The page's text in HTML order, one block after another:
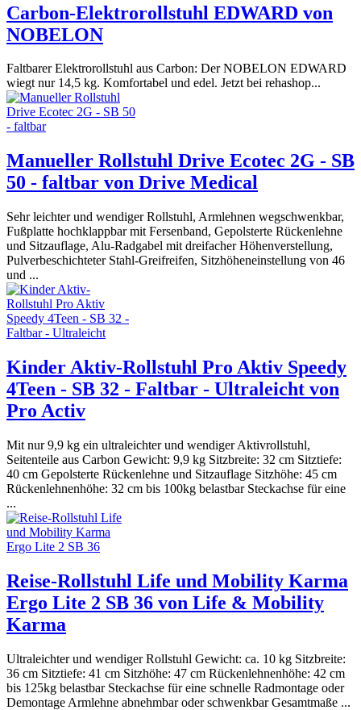
Carbon-Elektrorollstuhl EDWARD von
NOBELON
Faltbarer Elektrorollstuhl aus Carbon: Der NOBELON EDWARD
wiegt nur 14,5 kg. Komfortabel und edel. Jetzt bei rehashop...
Manueller Rollstuhl Drive Ecotec 2G - SB
50 - faltbar von Drive Medical
Sehr leichter und wendiger Rollstuhl, Armlehnen wegschwenkbar,
Fußplatte hochklappbar mit Fersenband, Gepolsterte Rückenlehne
und Sitzauflage, Alu-Radgabel mit dreifacher Höhenverstellung,
Pulverbeschichteter Stahl-Greifreifen, Sitzhöheneinstellung von 46
und ...
Kinder Aktiv-Rollstuhl Pro Aktiv Speedy
4Teen - SB 32 - Faltbar - Ultraleicht von
Pro Activ
Mit nur 9,9 kg ein ultraleichter und wendiger Aktivrollstuhl,
Seitenteile aus Carbon Gewicht: 9,9 kg Sitzbreite: 32 cm Sitztiefe:
40 cm Gepolsterte Rückenlehne und Sitzauflage Sitzhöhe: 45 cm
Rückenlehnenhöhe: 32 cm bis 100kg belastbar Steckachse für eine
...
Reise-Rollstuhl Life und Mobility Karma
Ergo Lite 2 SB 36 von Life & Mobility
Karma
Ultraleichter und wendiger Rollstuhl Gewicht: ca. 10 kg Sitzbreite:
36 cm Sitztiefe: 41 cm Sitzhöhe: 47 cm Rückenlehnenhöhe: 42 cm
bis 125kg belastbar Steckachse für eine schnelle Radmontage oder
Demontage Armlehne abnehmbar oder schwenkbar Gesamtmaße ...